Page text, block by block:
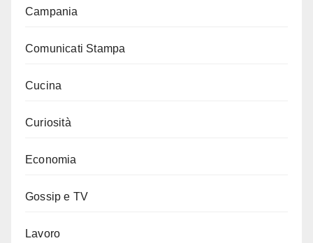
Campania
Comunicati Stampa
Cucina
Curiosità
Economia
Gossip e TV
Lavoro